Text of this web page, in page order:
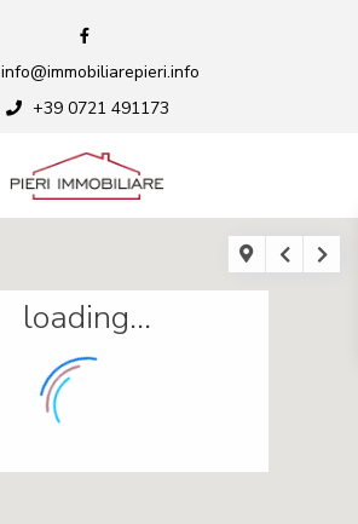
info@immobiliarepieri.info
+39 0721 491173
loading...